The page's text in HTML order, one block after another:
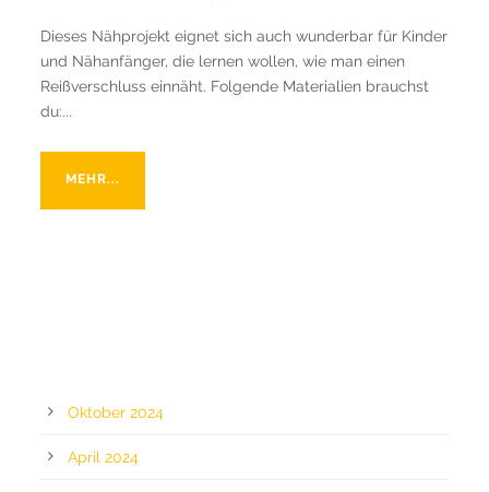
Dieses Nähprojekt eignet sich auch wunderbar für Kinder
und Nähanfänger, die lernen wollen, wie man einen
Reißverschluss einnäht. Folgende Materialien brauchst
du:...
MEHR...
Oktober 2024
April 2024